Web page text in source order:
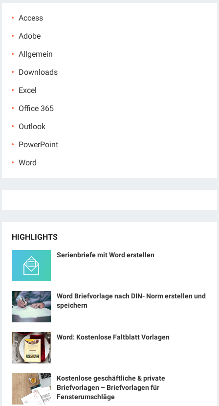
Access
Adobe
Allgemein
Downloads
Excel
Office 365
Outlook
PowerPoint
Word
HIGHLIGHTS
Serienbriefe mit Word erstellen
Word Briefvorlage nach DIN- Norm erstellen und
speichern
Word: Kostenlose Faltblatt Vorlagen
Kostenlose geschäftliche & private
Briefvorlagen – Briefvorlagen für
Fensterumschläge